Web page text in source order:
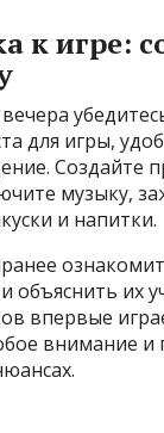
к игре:
для игры,
Создайте
музыку,
и напитки.
объяснить их
впервые
внимание и